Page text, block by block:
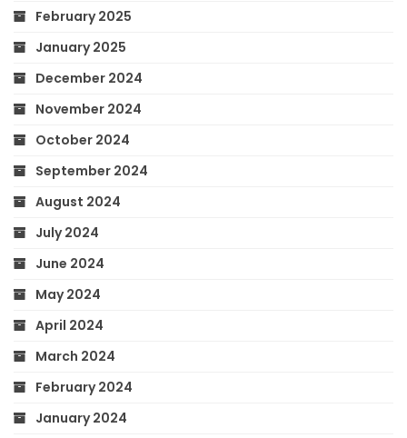
February 2025
January 2025
December 2024
November 2024
October 2024
September 2024
August 2024
July 2024
June 2024
May 2024
April 2024
March 2024
February 2024
January 2024